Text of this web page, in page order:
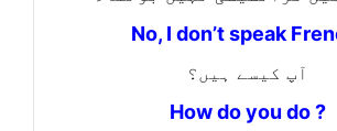
No, I don’t speak
آپ کیسے ہیں؟
How do you do ?